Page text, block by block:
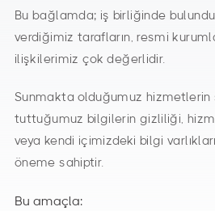
Bu bağlamda; iş birliğinde
verdiğimiz tarafların, resmi
ilişkilerimiz çok değerlidir.
Sunmakta olduğumuz hizmetlerin
tuttuğumuz bilgilerin gizliliği,
veya kendi içimizdeki bilgi
öneme sahiptir.
Bu amaçla: